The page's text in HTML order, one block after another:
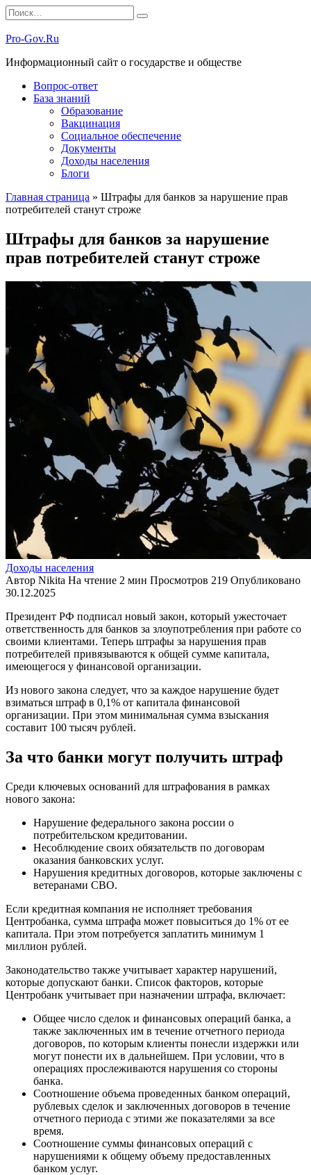
Перейти
к
содержанию
Search
for:
Pro-Gov.Ru
Информационный сайт о государстве и обществе
Вопрос-ответ
База знаний
Образование
Вакцинация
Социальное обеспечение
Документы
Доходы населения
Блоги
Главная страница » Штрафы для банков за нарушение прав
потребителей станут строже
Штрафы для банков за нарушение
прав потребителей станут строже
Доходы населения
Автор Nikita На чтение 2 мин Просмотров 219 Опубликовано
30.12.2025
Президент РФ подписал новый закон, который ужесточает
ответственность для банков за злоупотребления при работе со
своими клиентами. Теперь штрафы за нарушения прав
потребителей привязываются к общей сумме капитала,
имеющегося у финансовой организации.
Из нового закона следует, что за каждое нарушение будет
взиматься штраф в 0,1% от капитала финансовой
организации. При этом минимальная сумма взыскания
составит 100 тысяч рублей.
За что банки могут получить штраф
Среди ключевых оснований для штрафования в рамках
нового закона:
Нарушение федерального закона россии о
потребительском кредитовании.
Несоблюдение своих обязательств по договорам
оказания банковских услуг.
Нарушения кредитных договоров, которые заключены с
ветеранами СВО.
Если кредитная компания не исполняет требования
Центробанка, сумма штрафа может повыситься до 1% от ее
капитала. При этом потребуется заплатить минимум 1
миллион рублей.
Законодательство также учитывает характер нарушений,
которые допускают банки. Список факторов, которые
Центробанк учитывает при назначении штрафа, включает:
Общее число сделок и финансовых операций банка, а
также заключенных им в течение отчетного периода
договоров, по которым клиенты понесли издержки или
могут понести их в дальнейшем. При условии, что в
операциях прослеживаются нарушения со стороны
банка.
Соотношение объема проведенных банком операций,
рублевых сделок и заключенных договоров в течение
отчетного периода с этими же показателями за все
время.
Соотношение суммы финансовых операций с
нарушениями к общему объему предоставленных
банком услуг.